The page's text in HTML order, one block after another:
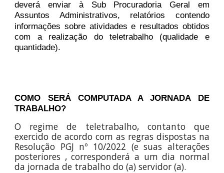
deverá enviar à Sub Procuradoria Geral em
Assuntos Administrativos, relatórios contendo
informações sobre atividades e resultados obtidos
com a realização do teletrabalho (qualidade e
quantidade).
COMO SERÁ COMPUTADA A JORNADA DE
TRABALHO?
O regime de teletrabalho, contanto que
exercido de acordo com as regras dispostas na
Resolução PGJ nº 10/2022 (e suas alterações
posteriores , corresponderá a um dia normal
da jornada de trabalho do (a) servidor (a).